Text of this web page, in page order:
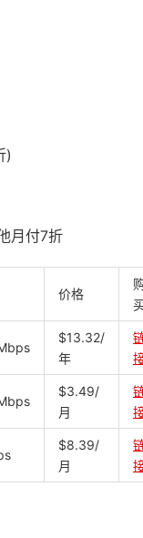
月付7折
价格
$13.32/
年
$3.49/
月
$8.39/
月